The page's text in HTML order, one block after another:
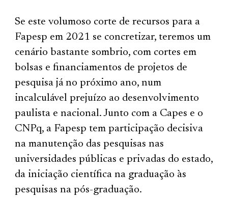
Se este volumoso corte de recursos para a
Fapesp em 2021 se concretizar, teremos um
cenário bastante sombrio, com cortes em
bolsas e financiamentos de projetos de
pesquisa já no próximo ano, num
incalculável prejuízo ao desenvolvimento
paulista e nacional. Junto com a Capes e o
CNPq, a Fapesp tem participação decisiva
na manutenção das pesquisas nas
universidades públicas e privadas do estado,
da iniciação científica na graduação às
pesquisas na pós-graduação.